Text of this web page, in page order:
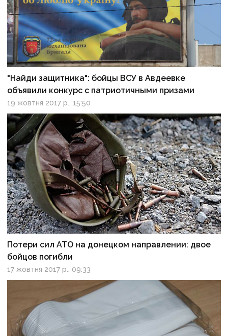
"Найди защитника": бойцы ВСУ в Авдеевке
объявили конкурс с патриотичными призами
19 жовтня 2017 р., 15:50
Потери сил АТО на донецком направлении: двое
бойцов погибли
17 жовтня 2017 р., 09:33